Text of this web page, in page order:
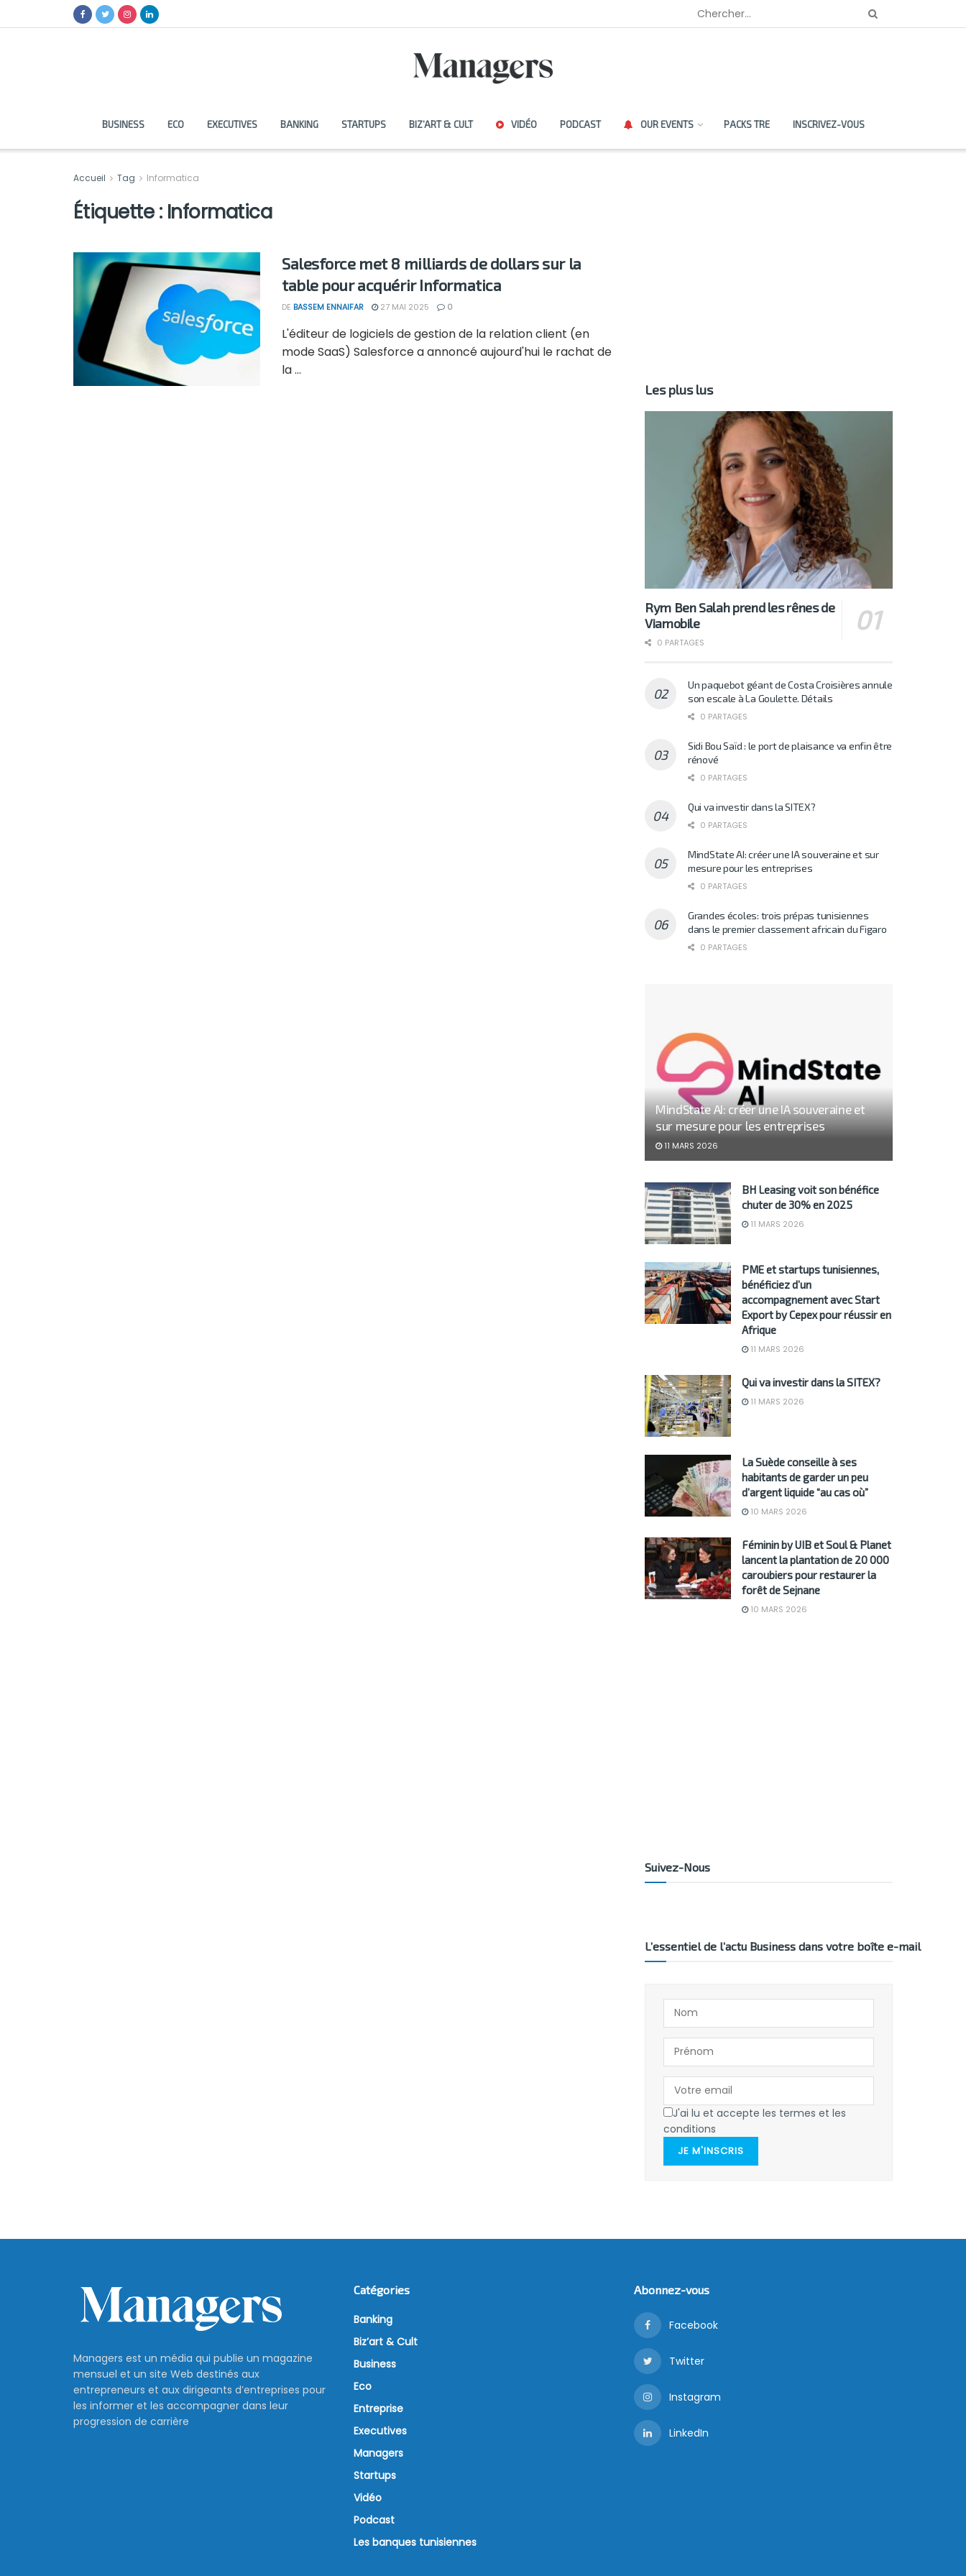
BUSINESS ECO EXECUTIVES BANKING STARTUPS BIZ’ART & CULT VIDÉO PODCAST OUR EVENTS PACKS TRE INSCRIVEZ-VOUS
Accueil Tag Informatica
Étiquette : Informatica
Salesforce met 8 milliards de dollars sur la
table pour acquérir Informatica
DE BASSEM ENNAIFAR 27 MAI 2025 0
L'éditeur de logiciels de gestion de la relation client (en
mode SaaS) Salesforce a annoncé aujourd'hui le rachat de
la ...
Les plus lus
Rym Ben Salah prend les rênes de
Viamobile
0 PARTAGES
Un paquebot géant de Costa Croisières annule
son escale à La Goulette. Détails
0 PARTAGES
Sidi Bou Saïd : le port de plaisance va enfin être
rénové
0 PARTAGES
Qui va investir dans la SITEX?
0 PARTAGES
MindState AI: créer une IA souveraine et sur
mesure pour les entreprises
0 PARTAGES
Grandes écoles: trois prépas tunisiennes
dans le premier classement africain du Figaro
0 PARTAGES
MindState AI: créer une IA souveraine et
sur mesure pour les entreprises
11 MARS 2026
BH Leasing voit son bénéfice
chuter de 30% en 2025
11 MARS 2026
PME et startups tunisiennes,
bénéficiez d’un
accompagnement avec Start
Export by Cepex pour réussir en
Afrique
11 MARS 2026
Qui va investir dans la SITEX?
11 MARS 2026
La Suède conseille à ses
habitants de garder un peu
d’argent liquide “au cas où”
10 MARS 2026
Féminin by UIB et Soul & Planet
lancent la plantation de 20 000
caroubiers pour restaurer la
forêt de Sejnane
10 MARS 2026
Suivez-Nous
L’essentiel de l’actu Business dans votre boîte e-mail
J'ai lu et accepte les termes et les
conditions
JE M'INSCRIS
Managers est un média qui publie un magazine
mensuel et un site Web destinés aux
entrepreneurs et aux dirigeants d’entreprises pour
les informer et les accompagner dans leur
progression de carrière
Catégories
Banking
Biz’art & Cult
Business
Eco
Entreprise
Executives
Managers
Startups
Vidéo
Podcast
Les banques tunisiennes
Abonnez-vous
Facebook
Twitter
Instagram
LinkedIn